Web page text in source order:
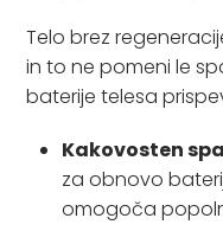
Telo brez
in to ne pomeni le
baterije telesa
Kakovosten
za obnovo
omogoča